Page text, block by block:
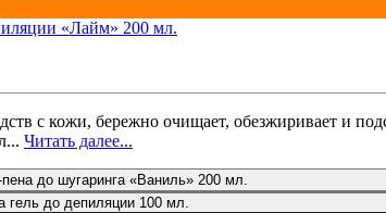
с кожи, бережно очищает, обезжиривает и
Читать далее...
до шугаринга «Ваниль» 200 мл.
гель до депиляции 100 мл.